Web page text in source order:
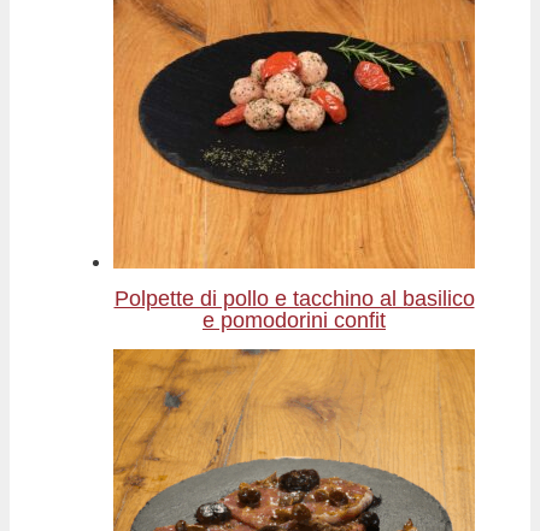
Polpette di pollo e tacchino al basilico
e pomodorini confit